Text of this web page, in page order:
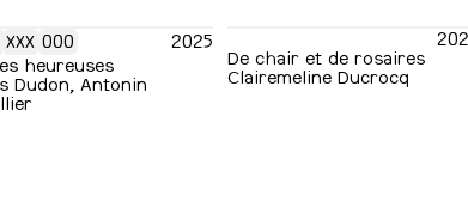
XXX 000
2025
heureuses
Dudon, Antonin
De chair et de rosaires
Clairemeline Ducrocq